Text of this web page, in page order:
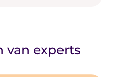
van experts